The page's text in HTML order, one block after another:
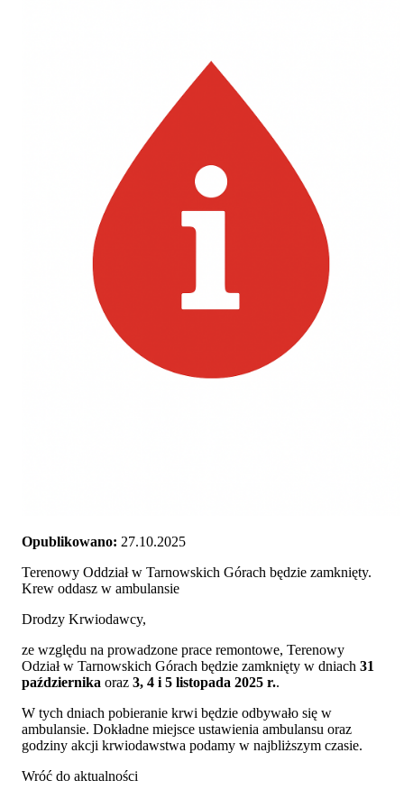
Opublikowano: 27.10.2025
Terenowy Oddział w Tarnowskich Górach będzie zamknięty.
Krew oddasz w ambulansie
Drodzy Krwiodawcy,
ze względu na prowadzone prace remontowe, Terenowy
Odział w Tarnowskich Górach będzie zamknięty w dniach 31
października oraz 3, 4 i 5 listopada 2025 r..
W tych dniach pobieranie krwi będzie odbywało się w
ambulansie. Dokładne miejsce ustawienia ambulansu oraz
godziny akcji krwiodawstwa podamy w najbliższym czasie.
Wróć do aktualności